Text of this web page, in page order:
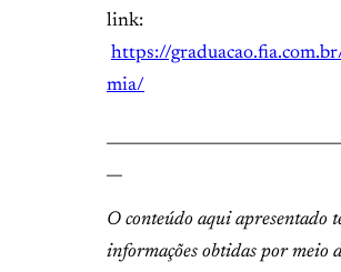
link:
https://
mia/
O conteúdo aqui apresentado
informações obtidas por meio